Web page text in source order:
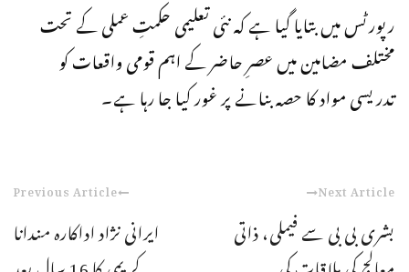
رپورٹس میں بتایا گیا ہے کہ نئی تعلیمی حکمتِ عملی کے تحت
مختلف مضامین میں عصرِ حاضر کے اہم قومی واقعات کو
تدریسی مواد کا حصہ بنانے پر غور کیا جا رہا ہے۔
Previous Article
ایرانی نژاد اداکارہ مندانا
Next Article
بشری بی بی سے فیملی، ذاتی